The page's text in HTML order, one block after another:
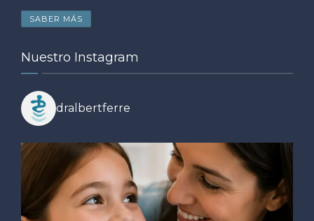
SABER MÁS
Nuestro Instagram
dralbertferre